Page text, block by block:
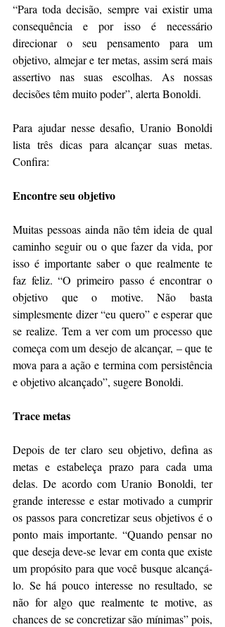
“Para toda decisão, sempre vai existir uma
consequência e por isso é necessário
direcionar o seu pensamento para um
objetivo, almejar e ter metas, assim será mais
assertivo nas suas escolhas. As nossas
decisões têm muito poder”, alerta Bonoldi.
Para ajudar nesse desafio, Uranio Bonoldi
lista três dicas para alcançar suas metas.
Confira:
Encontre seu objetivo
Muitas pessoas ainda não têm ideia de qual
caminho seguir ou o que fazer da vida, por
isso é importante saber o que realmente te
faz feliz. “O primeiro passo é encontrar o
objetivo que o motive. Não basta
simplesmente dizer “eu quero” e esperar que
se realize. Tem a ver com um processo que
começa com um desejo de alcançar, – que te
mova para a ação e termina com persistência
e objetivo alcançado”, sugere Bonoldi.
Trace metas
Depois de ter claro seu objetivo, defina as
metas e estabeleça prazo para cada uma
delas. De acordo com Uranio Bonoldi, ter
grande interesse e estar motivado a cumprir
os passos para concretizar seus objetivos é o
ponto mais importante. “Quando pensar no
que deseja deve-se levar em conta que existe
um propósito para que você busque alcançá-
lo. Se há pouco interesse no resultado, se
não for algo que realmente te motive, as
chances de se concretizar são mínimas” pois,